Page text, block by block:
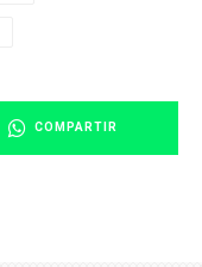
COMPARTIR